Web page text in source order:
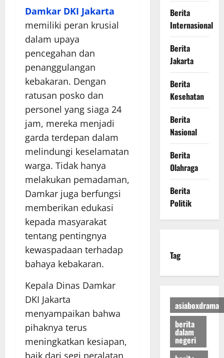
Damkar DKI Jakarta
memiliki peran krusial
dalam upaya
pencegahan dan
penanggulangan
kebakaran. Dengan
ratusan posko dan
personel yang siaga 24
jam, mereka menjadi
garda terdepan dalam
melindungi keselamatan
warga. Tidak hanya
melakukan pemadaman,
Damkar juga berfungsi
memberikan edukasi
kepada masyarakat
tentang pentingnya
kewaspadaan terhadap
bahaya kebakaran.
Kepala Dinas Damkar
DKI Jakarta
menyampaikan bahwa
pihaknya terus
meningkatkan kesiapan,
baik dari segi peralatan,
Berita
Internasional
Berita
Jakarta
Berita
Kesehatan
Berita
Nasional
Berita
Olahraga
Berita
Politik
Tag
asiaboxdrama
berita
dalam
negeri